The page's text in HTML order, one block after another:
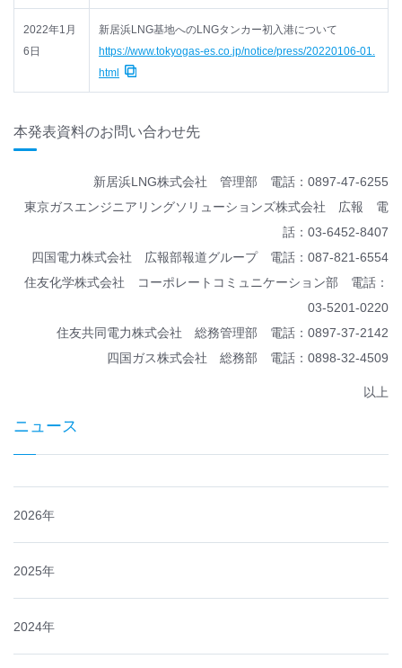
2022年1月
6日
新居浜LNG基地へのLNGタンカー初入港について
https://www.tokyogas-es.co.jp/notice/press/20220106-01.
html
本発表資料のお問い合わせ先
新居浜LNG株式会社 管理部 電話：0897-47-6255
東京ガスエンジニアリングソリューションズ株式会社 広報 電
話：03-6452-8407
四国電力株式会社 広報部報道グループ 電話：087-821-6554
住友化学株式会社 コーポレートコミュニケーション部 電話：
03-5201-0220
住友共同電力株式会社 総務管理部 電話：0897-37-2142
四国ガス株式会社 総務部 電話：0898-32-4509
以上
ニュース
2026年
2025年
2024年